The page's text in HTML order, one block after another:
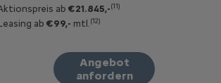
ab €21.845,-(11)
ab €99,- mtl. (12)
Angebot
anfordern